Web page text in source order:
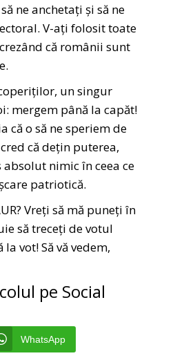
ne anchetați și să ne
V-ați folosit toate
că românii sunt
un singur
mergem până la capăt!
că o să ne speriem de
că dețin puterea,
nimic în ceea ce
patriotică.
Vreți să mă puneți în
să treceți de votul
vot! Să vă vedem,
pe Social
WhatsApp